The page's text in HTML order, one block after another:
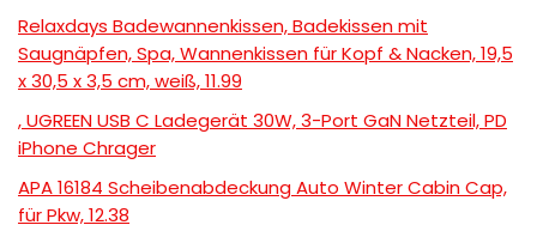
Relaxdays Badewannenkissen, Badekissen mit
Saugnäpfen, Spa, Wannenkissen für Kopf & Nacken, 19,5
x 30,5 x 3,5 cm, weiß, 11.99
, UGREEN USB C Ladegerät 30W, 3-Port GaN Netzteil, PD
iPhone Chrager
APA 16184 Scheibenabdeckung Auto Winter Cabin Cap,
für Pkw, 12.38